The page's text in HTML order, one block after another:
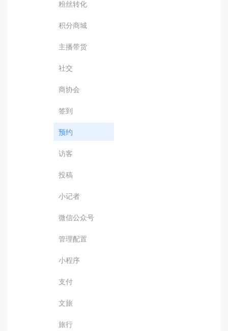
粉丝转化
积分商城
主播带货
社交
商协会
签到
预约
访客
投稿
小记者
微信公众号
管理配置
小程序
支付
文旅
旅行